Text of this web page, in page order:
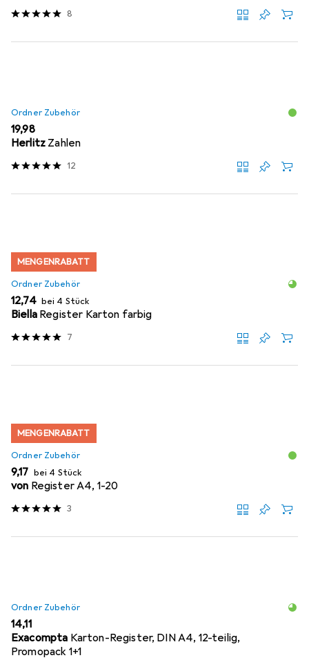
8
Ordner Zubehör
EUR
19,98
Herlitz Zahlen
12
MENGENRABATT
Ordner Zubehör
EUR
12,74 bei 4 Stück
Biella Register Karton farbig
7
MENGENRABATT
Ordner Zubehör
EUR
9,17 bei 4 Stück
von Register A4, 1-20
3
Ordner Zubehör
EUR
14,11
Exacompta Karton-Register, DIN A4, 12-teilig,
Promopack 1+1